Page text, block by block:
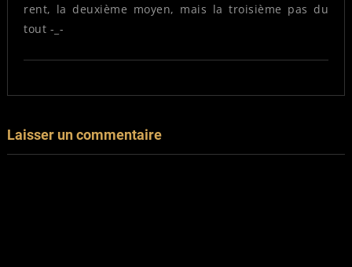
rent, la deuxième moyen, mais la troisième pas du
tout -_-
Laisser un commentaire